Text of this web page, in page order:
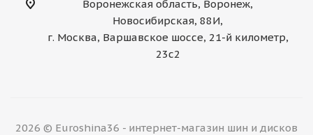
Воронежская область, Воронеж,
Новосибирская, 88И,
г. Москва, Варшавское шоссе, 21-й километр,
23с2
2026 © Euroshina36 - интернет-магазин шин и дисков